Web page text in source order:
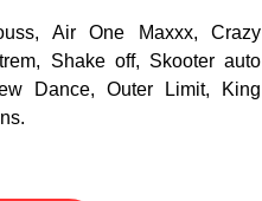
Air One Maxxx, Crazy
Shake off, Skooter auto
Dance, Outer Limit, King